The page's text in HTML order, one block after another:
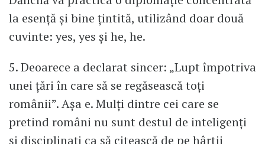
la esenţă şi bine ţintită, utilizând doar două
cuvinte: yes, yes și he, he.
5. Deoarece a declarat sincer: „Lupt împotriva
unei țări în care să se regăsească toți
românii”. Așa e. Mulți dintre cei care se
pretind români nu sunt destul de inteligenți
și disciplinați ca să citească de pe hârtii